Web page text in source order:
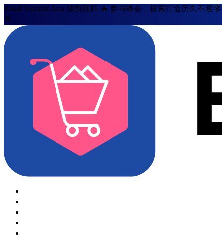
Retail Summit Asia 强势回归 🔥 参与峰会，探索打造历久不衰